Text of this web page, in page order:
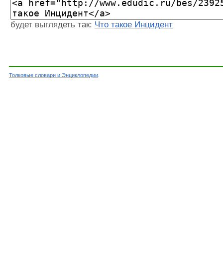
будет выглядеть так: Что такое Инцидент
Толковые словари и Энциклопедии